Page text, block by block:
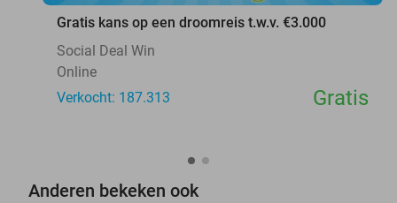
Gratis kans op een droomreis t.w.v. €3.000
Social Deal Win
Online
Verkocht: 187.313
Gratis
Anderen bekeken ook